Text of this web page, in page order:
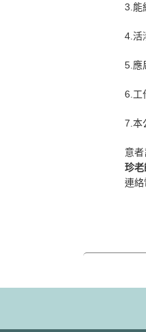
3.能
4.活
5.應
6.工
7.本
意
珍
連